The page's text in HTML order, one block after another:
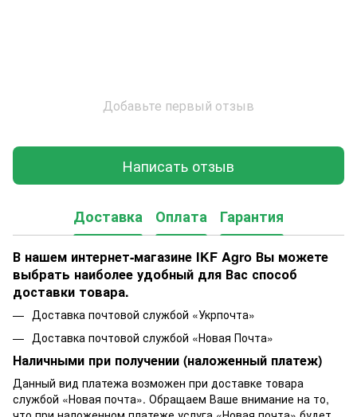
Добавьте первый отзыв
Написать отзыв
Доставка Оплата Гарантия
В нашем интернет-магазине IKF Agro Вы можете
выбрать наиболее удобный для Вас способ
доставки товара.
Доставка почтовой службой «Укрпочта»
Доставка почтовой службой «Новая Почта»
Наличными при получении (наложенный платеж)
Данный вид платежа возможен при доставке товара
службой «Новая почта». Обращаем Ваше внимание на то,